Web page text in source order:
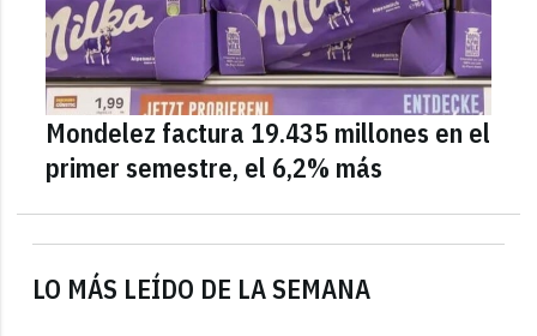
LO MÁS LEÍDO DE LA SEMANA
Mondelez factura 19.435 millones en el
primer semestre, el 6,2% más